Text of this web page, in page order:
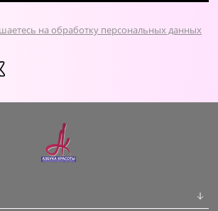
на обработку персональных данных